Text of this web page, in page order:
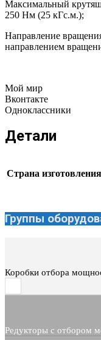
Максимальный
250 Нм (25 кГс.м.);
Направление
направлением
Мой мир
Вконтакте
Одноклассники
Детали
Страна изготовления
Группы
Коробки отбора
Редукторы с отбором